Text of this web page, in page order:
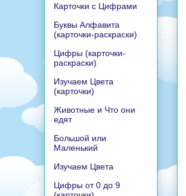
Карточки с Цифрами
Буквы Алфавита
(карточки-раскраски)
Цифры (карточки-
раскраски)
Изучаем Цвета
(карточки)
Животные и Что они
едят
Большой или
Маленький
Изучаем Цвета
Цифры от 0 до 9